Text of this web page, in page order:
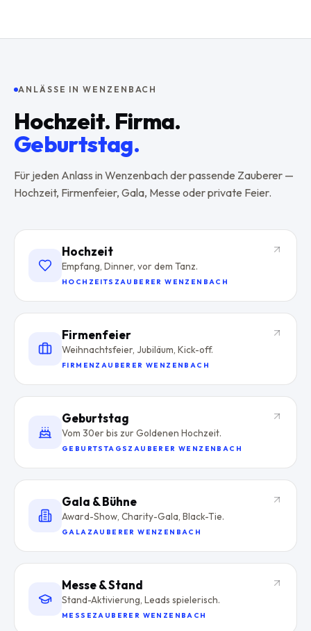
ANLÄSSE INWENZENBACH
Hochzeit. Firma.
Geburtstag.
Für jeden Anlass inWenzenbachder passende Zauberer —
Hochzeit, Firmenfeier, Gala, Messe oder private Feier.
Hochzeit
Empfang, Dinner, vor dem Tanz.
HOCHZEITSZAUBERER WENZENBACH
Firmenfeier
Weihnachtsfeier, Jubiläum, Kick-off.
FIRMENZAUBERER WENZENBACH
Geburtstag
Vom 30er bis zur Goldenen Hochzeit.
GEBURTSTAGSZAUBERER WENZENBACH
Gala & Bühne
Award-Show, Charity-Gala, Black-Tie.
GALAZAUBERER WENZENBACH
Messe & Stand
Stand-Aktivierung, Leads spielerisch.
MESSEZAUBERER WENZENBACH